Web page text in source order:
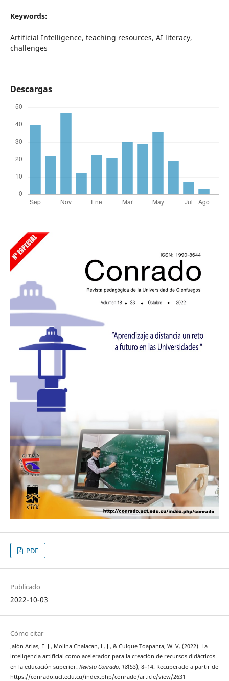
Keywords:
Artificial Intelligence, teaching resources, AI literacy,
challenges
Descargas
PDF
Publicado
2022-10-03
Cómo citar
Jalón Arias, E. J., Molina Chalacan, L. J., & Culque Toapanta, W. V. (2022). La
inteligencia artificial como acelerador para la creación de recursos didácticos
en la educación superior. Revista Conrado, 18(S3), 8–14. Recuperado a partir de
https://conrado.ucf.edu.cu/index.php/conrado/article/view/2631